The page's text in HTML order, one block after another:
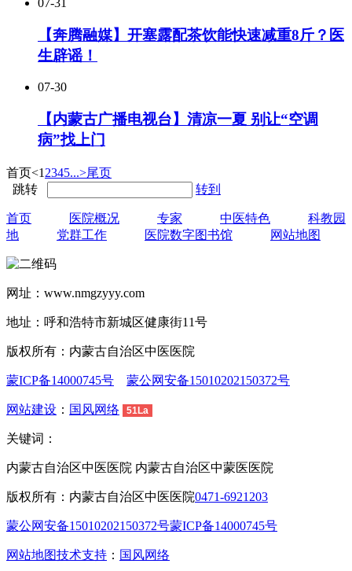
【奔腾融媒】开塞露配茶饮能快速减重8斤？医
生辟谣！
07-30
【内蒙古广播电视台】清凉一夏 别让“空调
病”找上门
首页<1 2345...>尾页
跳转
转到
首页 医院概况 专家 中医特色
科教园
地
党群工作 医院数字图书馆 网站地图
网址：www.nmgzyyy.com
地址：呼和浩特市新城区健康街11号
版权所有：内蒙古自治区中医医院
蒙ICP备14000745号 蒙公网安备15010202150372号
网站建设 ： 国风网络 51La
关键词：
内蒙古自治区中医医院 内蒙古自治区中蒙医医院
版权所有：内蒙古自治区中医医院0471-6921203
蒙公网安备15010202150372号蒙ICP备14000745号
网站地图技术支持 ： 国风网络